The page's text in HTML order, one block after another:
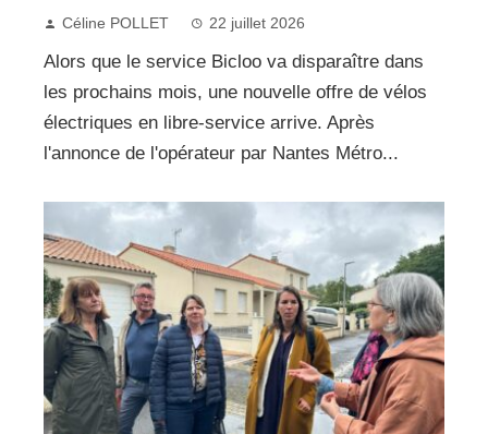
Céline POLLET 22 juillet 2026
Alors que le service Bicloo va disparaître dans
les prochains mois, une nouvelle offre de vélos
électriques en libre-service arrive. Après
l'annonce de l'opérateur par Nantes Métro...